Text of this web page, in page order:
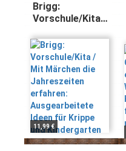
Brigg:
Vorschule/Kita /
Jahreszeiten
erfahren:
Ausgearbeitete
Ideen für Krippe
und
Kindergarten
11,99 €